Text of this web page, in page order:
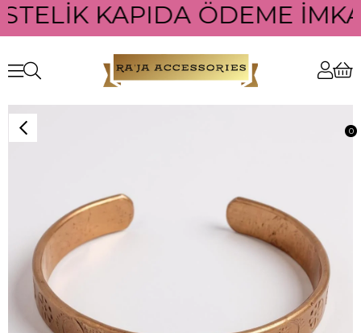
KAPIDA ÖDEME
0